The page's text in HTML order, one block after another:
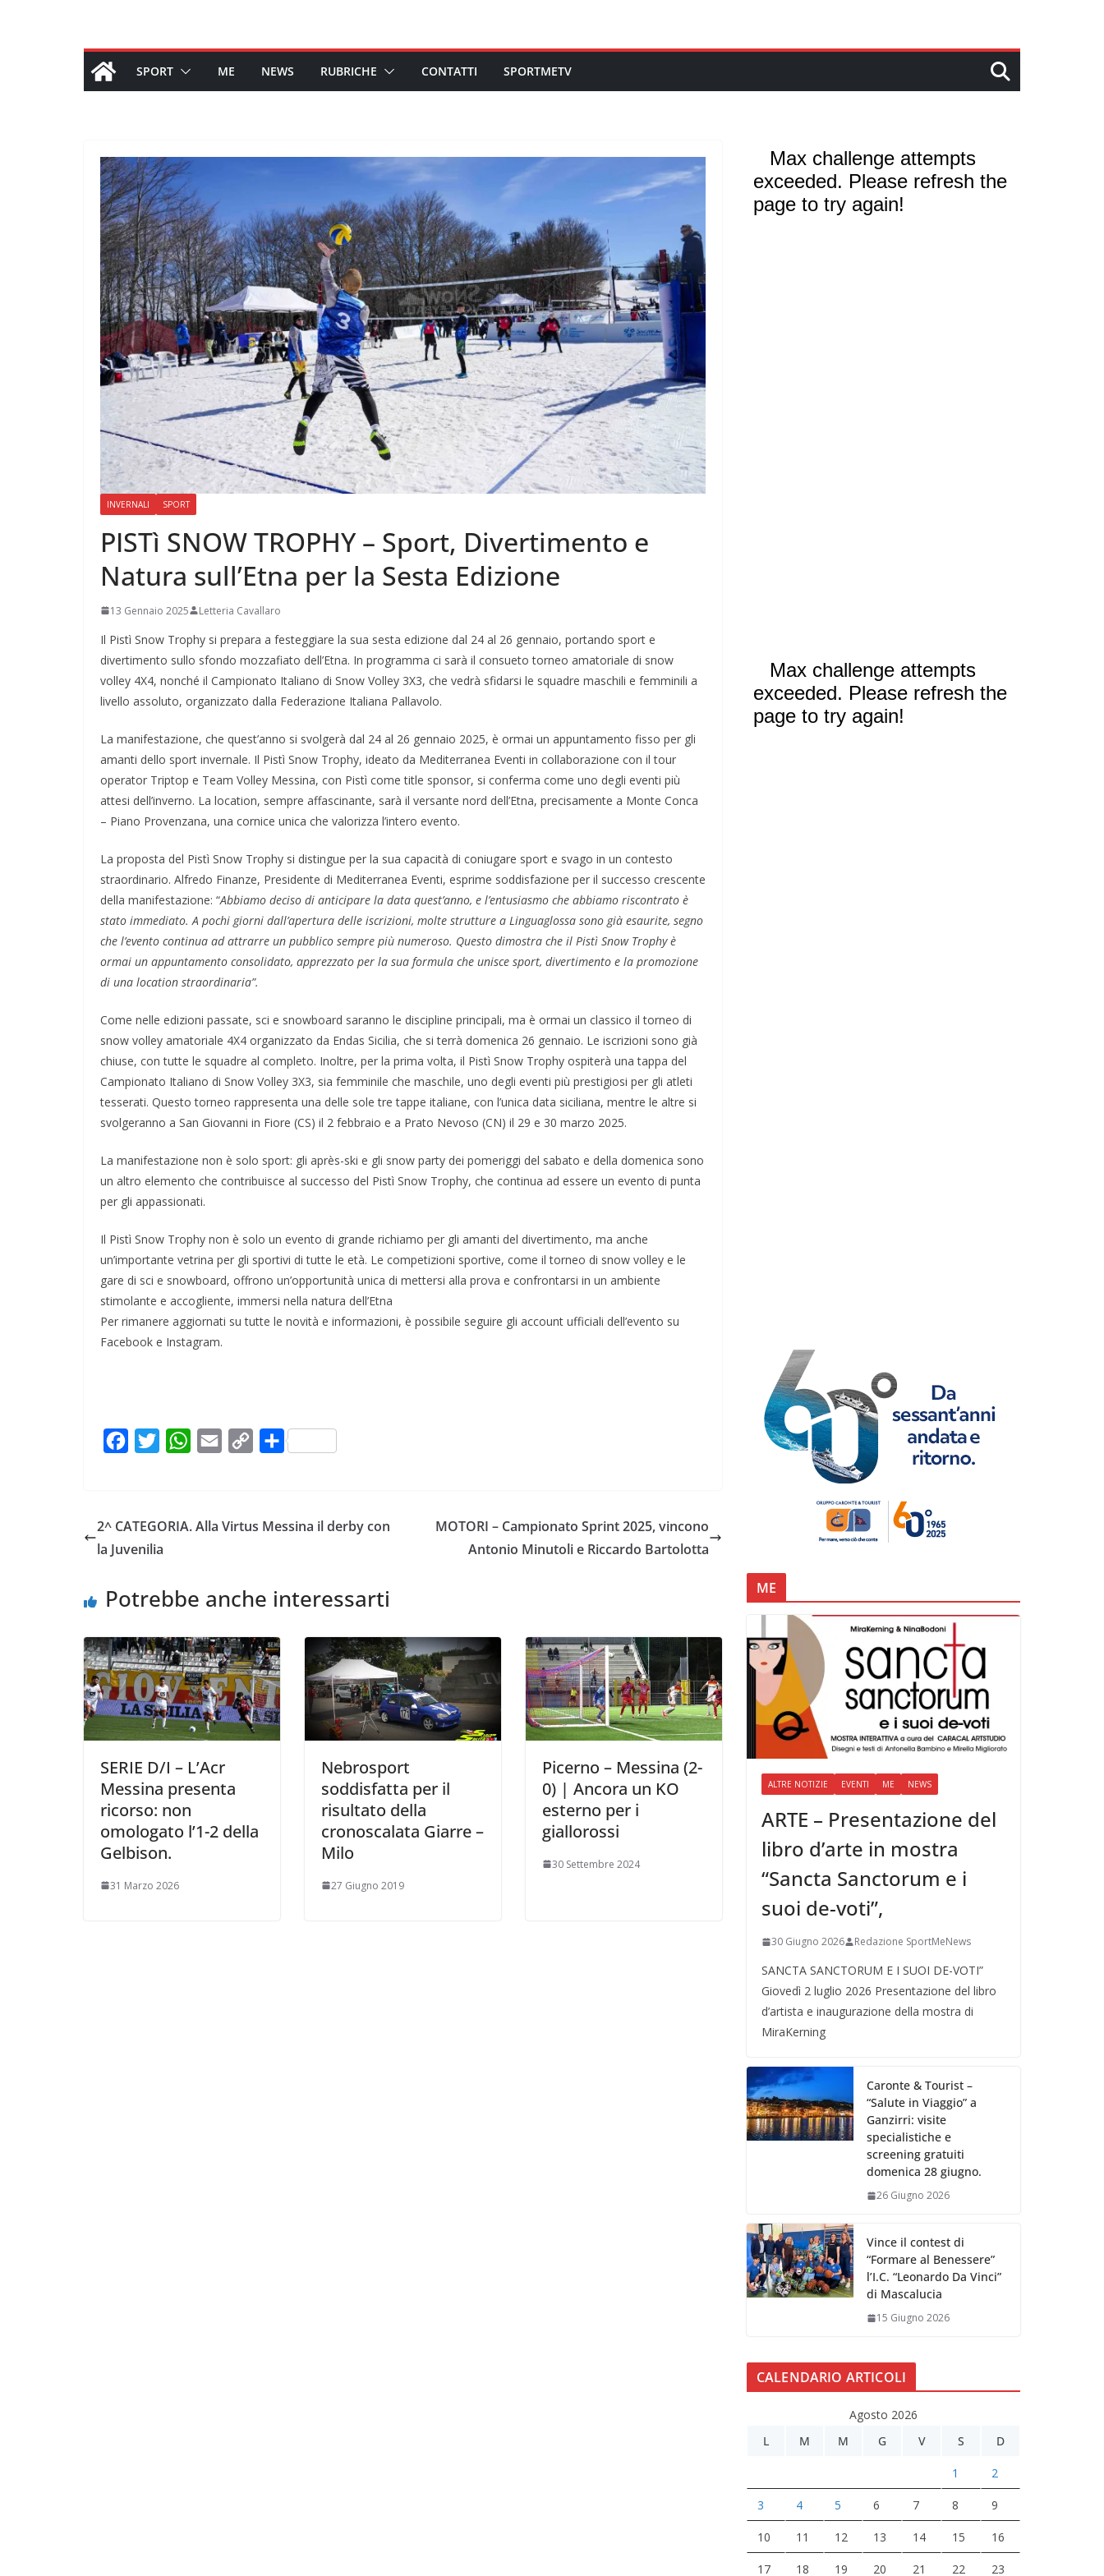
SPORT ME NEWS RUBRICHE CONTATTI SPORTMETV
INVERNALI SPORT
PISTì SNOW TROPHY – Sport, Divertimento e
Natura sull’Etna per la Sesta Edizione
13 Gennaio 2025 Letteria Cavallaro
Il Pistì Snow Trophy si prepara a festeggiare la sua sesta edizione dal 24 al 26 gennaio, portando sport e
divertimento sullo sfondo mozzafiato dell’Etna. In programma ci sarà il consueto torneo amatoriale di snow
volley 4X4, nonché il Campionato Italiano di Snow Volley 3X3, che vedrà sfidarsi le squadre maschili e femminili a
livello assoluto, organizzato dalla Federazione Italiana Pallavolo.
La manifestazione, che quest’anno si svolgerà dal 24 al 26 gennaio 2025, è ormai un appuntamento fisso per gli
amanti dello sport invernale. Il Pistì Snow Trophy, ideato da Mediterranea Eventi in collaborazione con il tour
operator Triptop e Team Volley Messina, con Pistì come title sponsor, si conferma come uno degli eventi più
attesi dell’inverno. La location, sempre affascinante, sarà il versante nord dell’Etna, precisamente a Monte Conca
– Piano Provenzana, una cornice unica che valorizza l’intero evento.
La proposta del Pistì Snow Trophy si distingue per la sua capacità di coniugare sport e svago in un contesto
straordinario. Alfredo Finanze, Presidente di Mediterranea Eventi, esprime soddisfazione per il successo crescente
della manifestazione: “Abbiamo deciso di anticipare la data quest’anno, e l’entusiasmo che abbiamo riscontrato è
stato immediato. A pochi giorni dall’apertura delle iscrizioni, molte strutture a Linguaglossa sono già esaurite, segno
che l’evento continua ad attrarre un pubblico sempre più numeroso. Questo dimostra che il Pistì Snow Trophy è
ormai un appuntamento consolidato, apprezzato per la sua formula che unisce sport, divertimento e la promozione
di una location straordinaria”.
Come nelle edizioni passate, sci e snowboard saranno le discipline principali, ma è ormai un classico il torneo di
snow volley amatoriale 4X4 organizzato da Endas Sicilia, che si terrà domenica 26 gennaio. Le iscrizioni sono già
chiuse, con tutte le squadre al completo. Inoltre, per la prima volta, il Pistì Snow Trophy ospiterà una tappa del
Campionato Italiano di Snow Volley 3X3, sia femminile che maschile, uno degli eventi più prestigiosi per gli atleti
tesserati. Questo torneo rappresenta una delle sole tre tappe italiane, con l’unica data siciliana, mentre le altre si
svolgeranno a San Giovanni in Fiore (CS) il 2 febbraio e a Prato Nevoso (CN) il 29 e 30 marzo 2025.
La manifestazione non è solo sport: gli après-ski e gli snow party dei pomeriggi del sabato e della domenica sono
un altro elemento che contribuisce al successo del Pistì Snow Trophy, che continua ad essere un evento di punta
per gli appassionati.
Il Pistì Snow Trophy non è solo un evento di grande richiamo per gli amanti del divertimento, ma anche
un’importante vetrina per gli sportivi di tutte le età. Le competizioni sportive, come il torneo di snow volley e le
gare di sci e snowboard, offrono un’opportunità unica di mettersi alla prova e confrontarsi in un ambiente
stimolante e accogliente, immersi nella natura dell’Etna
Per rimanere aggiornati su tutte le novità e informazioni, è possibile seguire gli account ufficiali dell’evento su
Facebook e Instagram.
o
r
W
C
2^ CATEGORIA. Alla Virtus Messina il derby con
la Juvenilia
MOTORI – Campionato Sprint 2025, vincono
Antonio Minutoli e Riccardo Bartolotta
Potrebbe anche interessarti
SERIE D/I – L’Acr
Messina presenta
ricorso: non
omologato l’1-2 della
Gelbison.
31 Marzo 2026
Nebrosport
soddisfatta per il
risultato della
cronoscalata Giarre –
Milo
27 Giugno 2019
Picerno – Messina (2-
0) | Ancora un KO
esterno per i
giallorossi
30 Settembre 2024
ME
ALTRE NOTIZIE EVENTI ME NEWS
ARTE – Presentazione del
libro d’arte in mostra
“Sancta Sanctorum e i
suoi de-voti”,
30 Giugno 2026 Redazione SportMeNews
SANCTA SANCTORUM E I SUOI DE-VOTI”
Giovedì 2 luglio 2026 Presentazione del libro
d’artista e inaugurazione della mostra di
MiraKerning
Caronte & Tourist –
“Salute in Viaggio” a
Ganzirri: visite
specialistiche e
screening gratuiti
domenica 28 giugno.
26 Giugno 2026
Vince il contest di
“Formare al Benessere”
l’I.C. “Leonardo Da Vinci”
di Mascalucia
15 Giugno 2026
CALENDARIO ARTICOLI
Agosto 2026
L
M M G V S D
1 2
3 4 5 6 7 8 9
10 11 12 13 14 15 16
17 18 19 20 21 22 23